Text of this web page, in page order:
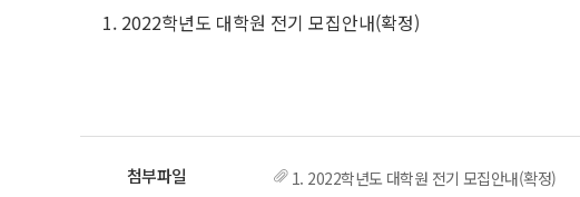
1. 2022학년도 대학원 전기 모집안내(확정)
1. 2022학년도 대학원 전기 모집안내(확정)